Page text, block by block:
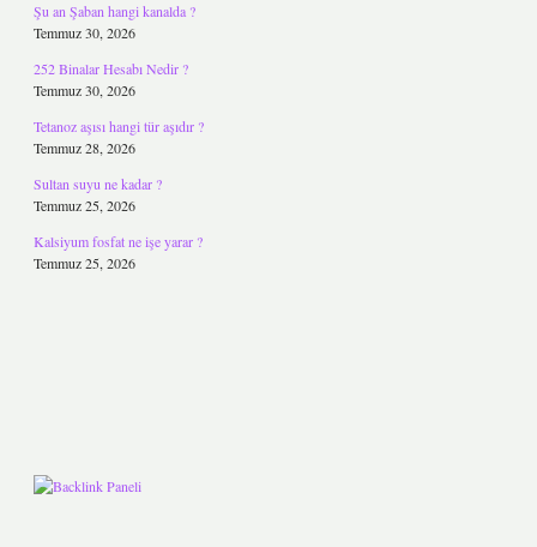
Şu an Şaban hangi kanalda ?
Temmuz 30, 2026
252 Binalar Hesabı Nedir ?
Temmuz 30, 2026
Tetanoz aşısı hangi tür aşıdır ?
Temmuz 28, 2026
Sultan suyu ne kadar ?
Temmuz 25, 2026
Kalsiyum fosfat ne işe yarar ?
Temmuz 25, 2026